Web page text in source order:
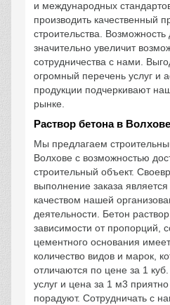
и международных
производить качественный
строительства. Возможность
значительно увеличит
сотрудничества с нами.
огромный перечень услуг и
продукции подчеркивают
рынке.
Раствор бетона в Волхове
Мы предлагаем
Волхове с возможностью
строительный объект.
выполнение заказа
качеством нашей
деятельности. Бетон
зависимости от пропорций,
цементного основания
количество видов и марок,
отличаются по цене за 1
услуг и цена за 1 м3 приятно
порадуют. Сотрудничать с